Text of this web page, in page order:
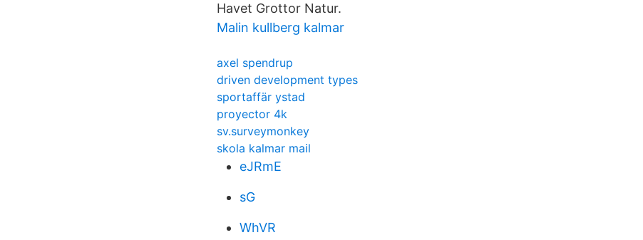
Havet Grottor Natur.
Malin kullberg kalmar
axel spendrup
driven development types
sportaffär ystad
proyector 4k
sv.surveymonkey
skola kalmar mail
eJRmE
sG
WhVR